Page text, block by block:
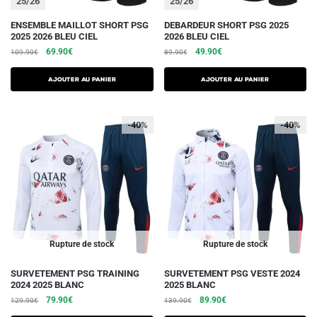
ENSEMBLE MAILLOT SHORT PSG
2025 2026 BLEU CIEL
109.90€
Le
initial
était :
69.90€Le
actuel
est :
AJOUTER AU PANIER
Ce
produit
a
plusieurs
variations.
peuvent
choisies
page
DEBARDEUR SHORT PSG 2025
2026 BLEU CIEL
89.90€
Le
initial
était :
49.90€Le
actuel
est :
AJOUTER AU PANIER
Ce
produit
a
plusieurs
variations.
peuvent
choisies
page
Rupture de stock
-40%
SURVETEMENT PSG TRAINING
2024 2025 BLANC
129.90€
Le
79.90€Le
Ce
produit
a
Rupture de stock
-40%
SURVETEMENT PSG VESTE 2024
2025 BLANC
139.90€
Le
89.90€Le
Ce
produit
a